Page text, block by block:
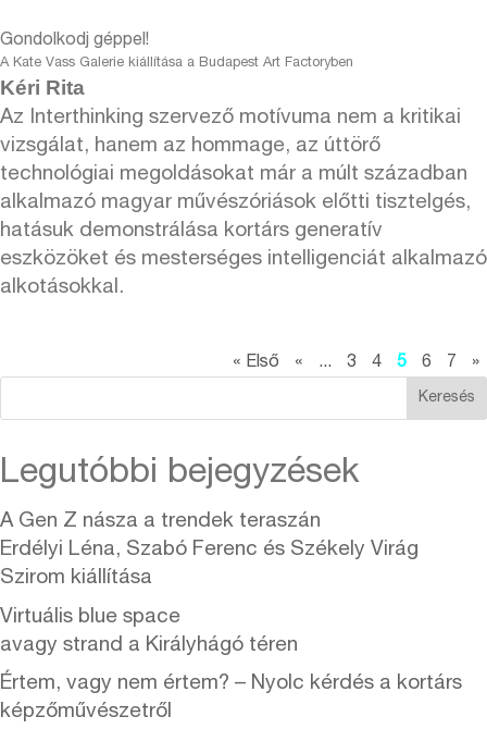
Gondolkodj géppel!
A Kate Vass Galerie kiállítása a Budapest Art Factoryben
Kéri Rita
Az Interthinking szervező motívuma nem a kritikai
vizsgálat, hanem az hommage, az úttörő
technológiai megoldásokat már a múlt században
alkalmazó magyar művészóriások előtti tisztelgés,
hatásuk demonstrálása kortárs generatív
eszközöket és mesterséges intelligenciát alkalmazó
alkotásokkal.
« Első « ... 3 4 5 6 7 »
Keresés
Legutóbbi bejegyzések
A Gen Z násza a trendek teraszán
Erdélyi Léna, Szabó Ferenc és Székely Virág
Szirom kiállítása
Virtuális blue space
avagy strand a Királyhágó téren
Értem, vagy nem értem? – Nyolc kérdés a kortárs
képzőművészetről